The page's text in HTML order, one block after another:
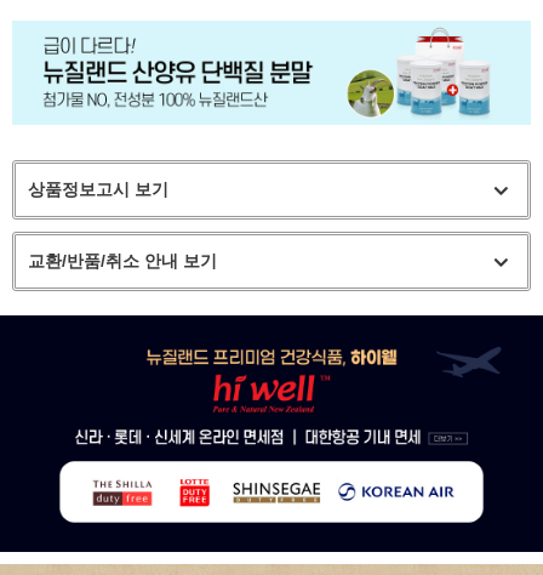
상품정보고시 보기
교환/반품/취소 안내 보기